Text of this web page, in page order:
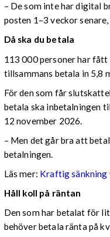
– De som inte har digital
posten 1–3 veckor
Då ska du betala
113 000 personer har
tillsammans betala in 5,8
För den som får
betala ska inbetalningen
12 november 2026.
– Men det går bra att
betalningen.
Läs mer: Kraftig sänkning
Håll koll på räntan
Den som har betalat för
behöver betala ränta på